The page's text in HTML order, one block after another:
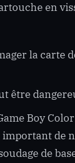
en
la carte
être
Boy
important de
de